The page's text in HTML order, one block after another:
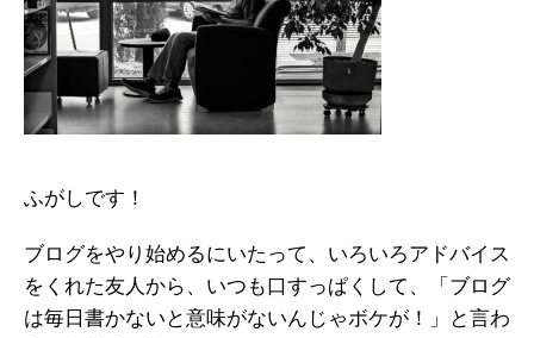
ふがしです！
ブログをやり始めるにいたって、いろいろアドバイス
をくれた友人から、いつも口すっぱくして、「ブログ
は毎日書かないと意味がないんじゃボケが！」と言わ